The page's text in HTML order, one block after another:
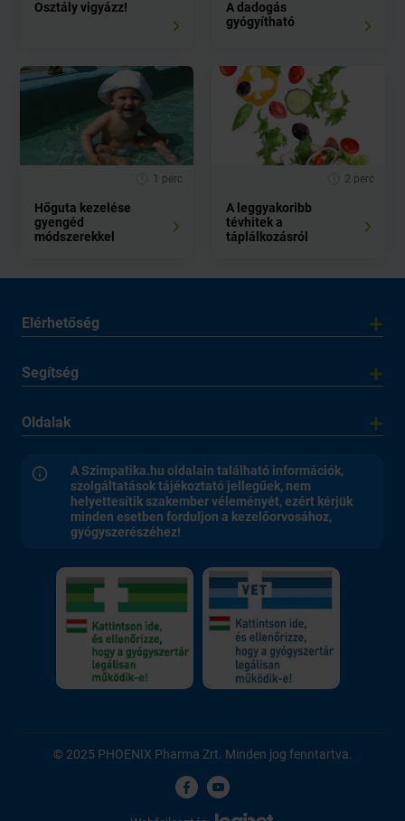
Osztály vigyázz!
A dadogás
gyógyítható
1 perc
Hőguta kezelése
gyengéd
módszerekkel
2 perc
A leggyakoribb
tévhitek a
táplálkozásról
Elérhetőség
Segítség
Oldalak
A Szimpatika.hu oldalain található információk,
szolgáltatások tájékoztató jellegűek, nem
helyettesítik szakember véleményét, ezért kérjük
minden esetben forduljon a kezelőorvosához,
gyógyszerészéhez!
© 2025 PHOENIX Pharma Zrt. Minden jog fenntartva.